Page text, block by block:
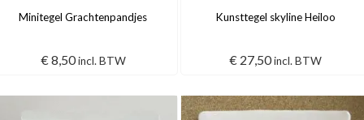
Minitegel Grachtenpandjes
€ 8,50 incl. BTW
Kunsttegel skyline Heiloo
€ 27,50incl. BTW